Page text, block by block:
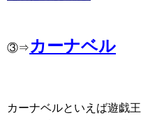
③⇒ カーナベル
カーナベルといえば遊戯王